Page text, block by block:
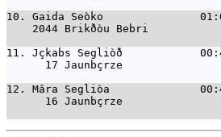
10. Gaida Seòko
2044 Brikðòu Bebri
11. Jçkabs Segliòð
17 Jaunbçrze
12. Mâra Segliòa
16 Jaunbçrze